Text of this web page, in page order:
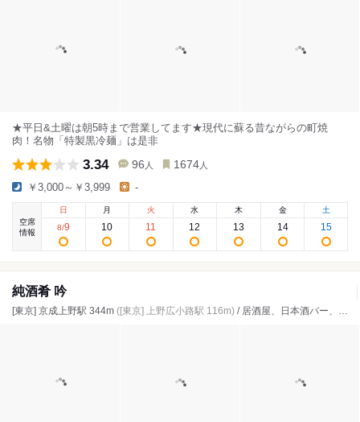
★平日&土曜は朝5時まで営業してます★現代に蘇る昔ながらの町焼
肉！名物「特製黒冷麺」は是非
3.34 96 人 1674 人
￥3,000～￥3,999 -
空席
情報
日
8/9
月
10
火
11
水
12
木
13
金
14
土
15
純酒肴 吟
[東京] 京成上野駅 344m ([東京] 上野広小路駅 116m) / 居酒屋、日本酒バー、海鮮